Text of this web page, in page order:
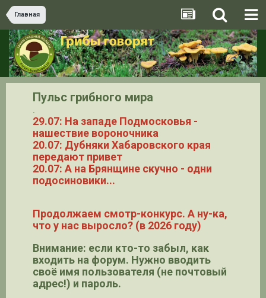
Главная
Пульс грибного мира
.
29.07: На западе Подмосковья -
нашествие вороночника
20.07: Дубняки Хабаровского края
передают привет
20.07: А на Брянщине скучно - одни
подосиновики...
Продолжаем смотр-конкурс. А ну-ка,
что у нас выросло? (в 2026 году)
Внимание: если кто-то забыл, как
входить на форум. Нужно вводить
своё имя пользователя (не почтовый
адрес!) и пароль.